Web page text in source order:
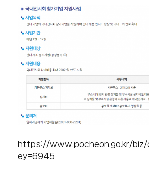
https://www.pocheon.go.kr/
ey=6945